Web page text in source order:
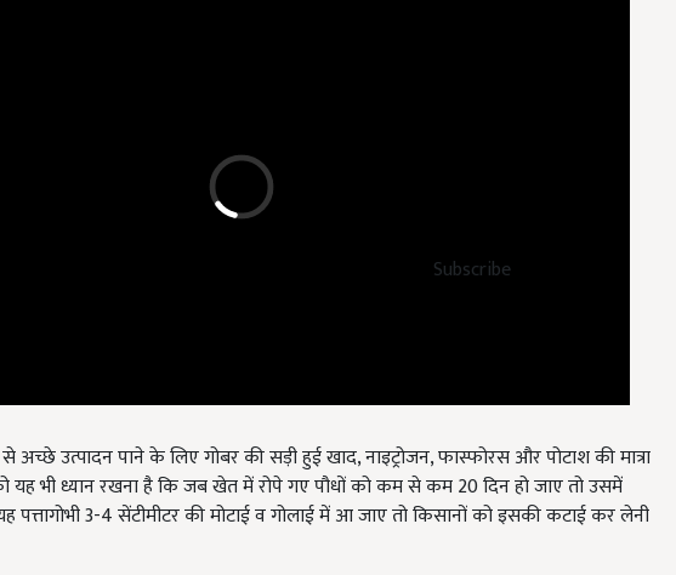
Subscribe
यह भी ध्यान रखना है कि जब खेत में रोपे गए पौधों को कम से कम20दिन हो जाए तो उसमें
पत्तागोभी3-4 सेंटीमीटर की मोटाई व गोलाई में आ जाए तो किसानों को इसकी कटाई कर लेनी